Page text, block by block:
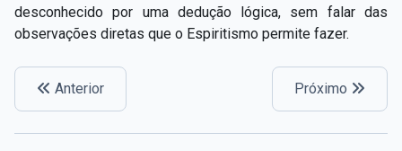
desconhecido por uma dedução lógica, sem falar das
observações diretas que o Espiritismo permite fazer.
Anterior Próximo